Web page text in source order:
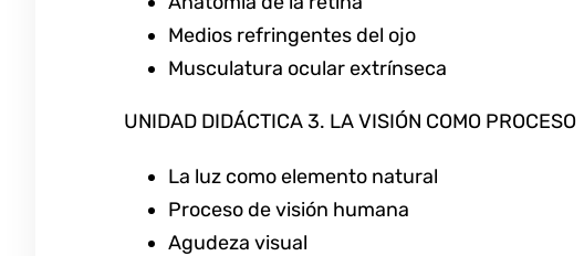
Medios refringentes del ojo
Musculatura ocular extrínseca
UNIDAD DIDÁCTICA 3. LA VISIÓN COMO PROCESO
La luz como elemento natural
Proceso de visión humana
Agudeza visual